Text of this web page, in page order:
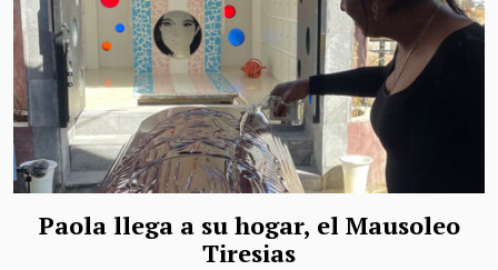
Paola llega a su hogar, el Mausoleo
Tiresias